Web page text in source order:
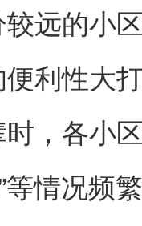
远的小
利性大
，各小
等情况频